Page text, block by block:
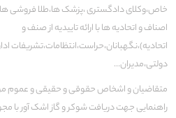
خاص،وکلای دادگستری ،پزشک ها،طلا فروشی
اصناف و اتحادیه ها با ارائه تاییدیه از صنف و
اتحادیه)،نگهبانان،حراست،انتظامات،تشریفات
دولتی،مدیران...
متقاضیان و اشخاص حقوقی و حقیقی و عموم
راهنمایی جهت دریافت شوکر و گاز اشک آور با